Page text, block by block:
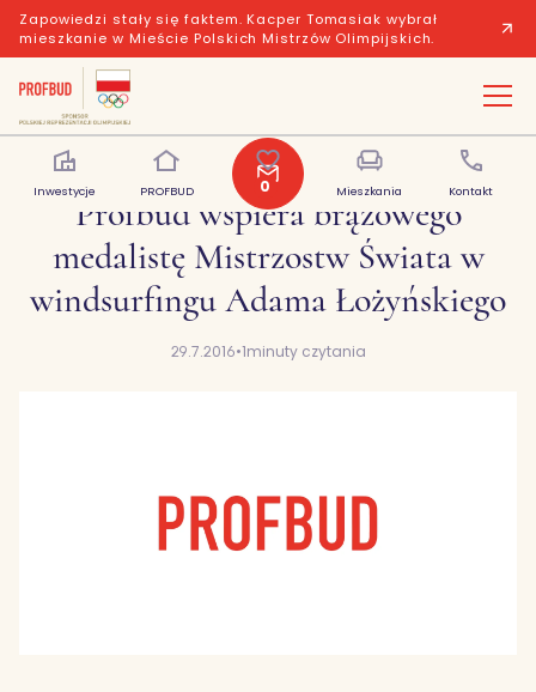
Zapowiedzi stały się faktem. Kacper Tomasiak wybrał
mieszkanie w Mieście Polskich Mistrzów Olimpijskich.
Inwestycje PROFBUD 0
Polubione Mieszkania Kontakt
Profbud wspiera brązowego
medalistę Mistrzostw Świata w
windsurfingu Adama Łożyńskiego
29.7.2016•1minuty czytania